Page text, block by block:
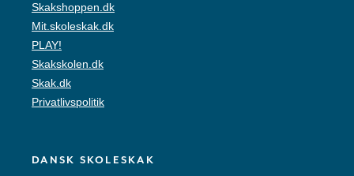
Skakshoppen.dk
Mit.skoleskak.dk
PLAY!
Skakskolen.dk
Skak.dk
Privatlivspolitik
DANSK SKOLESKAK